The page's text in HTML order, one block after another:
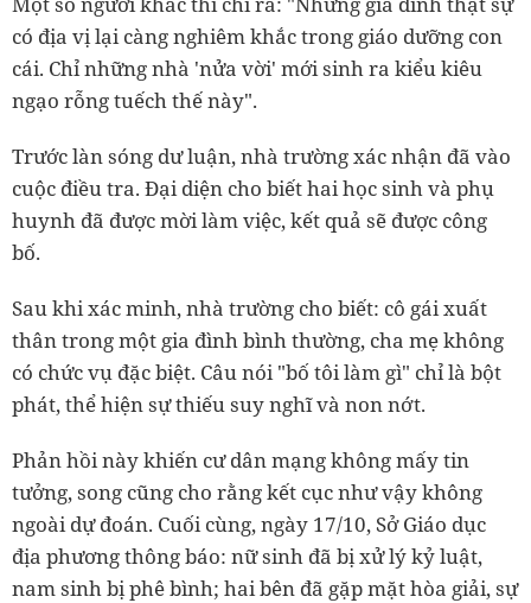
có địa vị lại càng nghiêm khắc trong giáo dưỡng con
cái. Chỉ những nhà 'nửa vời' mới sinh ra kiểu kiêu
ngạo rỗng tuếch thế này".
Trước làn sóng dư luận, nhà trường xác nhận đã vào
cuộc điều tra. Đại diện cho biết hai học sinh và phụ
huynh đã được mời làm việc, kết quả sẽ được công
bố.
Sau khi xác minh, nhà trường cho biết: cô gái xuất
thân trong một gia đình bình thường, cha mẹ không
có chức vụ đặc biệt. Câu nói "bố tôi làm gì" chỉ là bột
phát, thể hiện sự thiếu suy nghĩ và non nớt.
Phản hồi này khiến cư dân mạng không mấy tin
tưởng, song cũng cho rằng kết cục như vậy không
ngoài dự đoán. Cuối cùng, ngày 17/10, Sở Giáo dục
địa phương thông báo: nữ sinh đã bị xử lý kỷ luật,
nam sinh bị phê bình; hai bên đã gặp mặt hòa giải, sự